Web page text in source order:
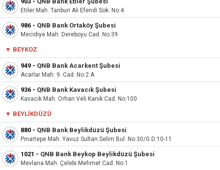
Etiler Mah. Tanburi Ali Efendi Sok. No:4
986 - QNB Bank Ortaköy Şubesi
Mecidiye Mah. Dereboyu Cad. No:39
▼ BEYKOZ
949 - QNB Bank Acarkent Şubesi
Acarlar Mah. 9. Cad. No:2 A
936 - QNB Bank Kavacık Şubesi
Kavacık Mah. Orhan Veli Kanık Cad. No:100
▼ BEYLIKDÜZÜ
880 - QNB Bank Beylikdüzü Şubesi
Pınartepe Mah. Yavuz Sultan Selim Bul. No:30/G D:10-11
1021 - QNB Bank Beykop Beylikdüzü Şubesi
Mevlana Mah. Çelebi Mehmet Cad. No:1